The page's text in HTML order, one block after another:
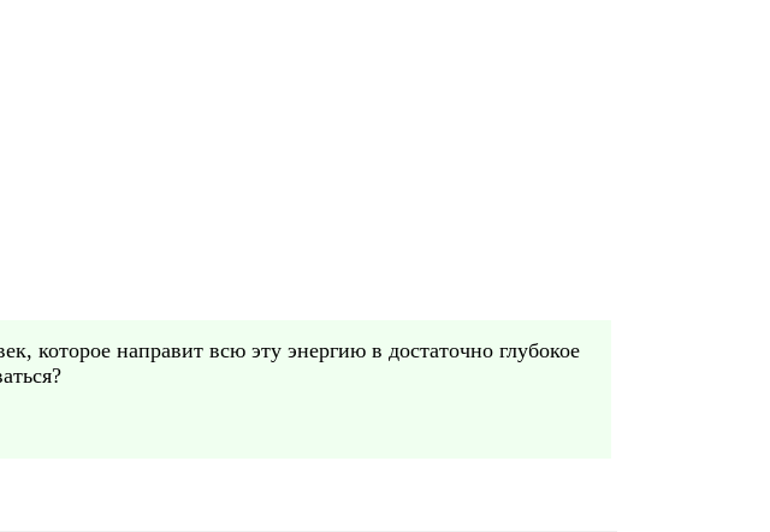
которое направит всю эту энергию в достаточно глубокое